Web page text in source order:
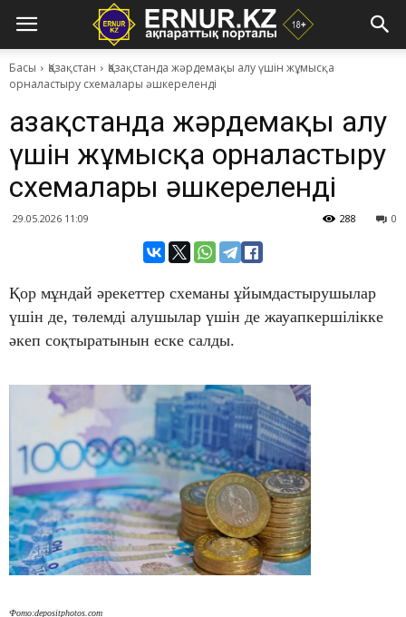
Басы Қазақстан
Қазақстанда жәрдемақы алу үшін жұмысқа
орналастыру схемалары әшкереленді
Қазақстанда жәрдемақы алу
үшін жұмысқа орналастыру
схемалары әшкереленді
29.05.2026 11:09 0
288
Қор мұндай әрекеттер схеманы ұйымдастырушылар
үшін де, төлемді алушылар үшін де жауапкершілікке
әкеп соқтыратынын еске салды.
Фото:depositphotos.com